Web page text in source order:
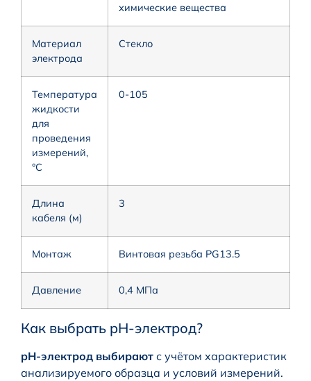
химические вещества
Материал
электрода
Стекло
Температура
жидкости
для
проведения
измерений,
°С
0-105
Длина
кабеля (м)
3
Монтаж Винтовая резьба PG13.5
Давление 0,4 МПа
Как выбрать pH-электрод?
pH-электрод выбирают с учётом характеристик
анализируемого образца и условий измерений.